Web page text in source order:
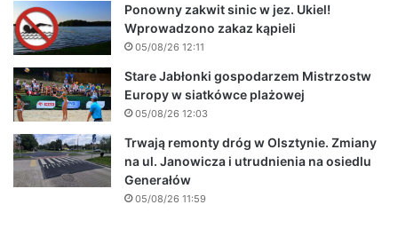
Ponowny zakwit sinic w jez. Ukiel!
Wprowadzono zakaz kąpieli
05/08/26 12:11
Stare Jabłonki gospodarzem Mistrzostw
Europy w siatkówce plażowej
05/08/26 12:03
Trwają remonty dróg w Olsztynie. Zmiany
na ul. Janowicza i utrudnienia na osiedlu
Generałów
05/08/26 11:59